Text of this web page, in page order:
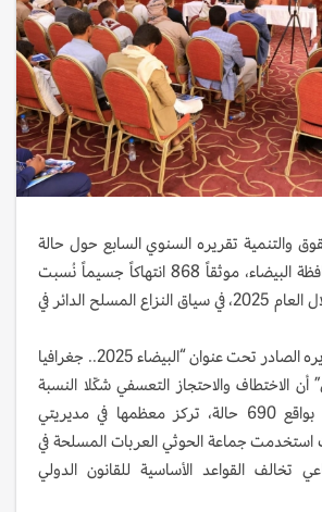
والتنمية تقريره السنوي السابع حول حالة
حقوق الإنسان في محافظة البيضاء، موثقاً 868 انتهاكاً جسيماً نُسبت
إلى جماعة الحوثي خلال العام 2025، في سياق النزاع المسلح الدائر في
وأوضح المركز في تقريره الصادر تحت عنوان “البيضاء 2025.. جغرافيا
أن الاختطاف والاحتجاز التعسفي شكّلا النسبة
الأكبر من الانتهاكات، بواقع 690 حالة، تركز معظمها في مديريتي
استخدمت جماعة الحوثي العربات المسلحة في
تخالف القواعد الأساسية للقانون الدولي